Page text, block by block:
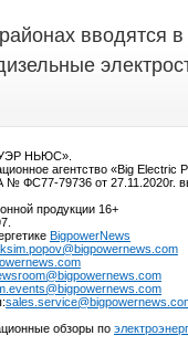
вводятся в
НЬЮС».
агентство «Big Electric
№ ФС77-79736 от 27.11.2020г.
продукции 16+
BigpowerNews
обзоры по